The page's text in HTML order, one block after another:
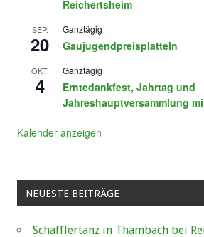
Reichertsheim
SEP.
20
Ganztägig
Gaujugendpreisplatteln
OKT.
4
Ganztägig
Erntedankfest, Jahrtag und
Jahreshauptversammlung
Kalender anzeigen
NEUESTE BEITRÄGE
Schäfflertanz in Thambach bei